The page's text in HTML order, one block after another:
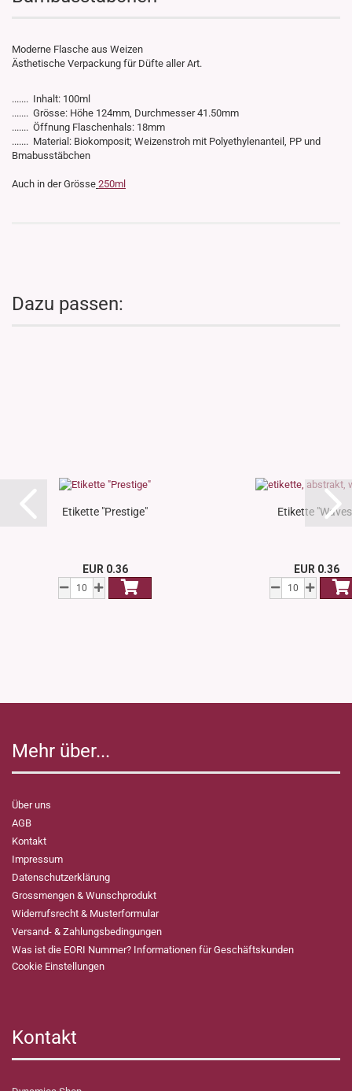
Moderne Flasche aus Weizen
Ästhetische Verpackung für Düfte aller Art.
....... Inhalt: 100ml
....... Grösse: Höhe 124mm, Durchmesser 41.50mm
....... Öffnung Flaschenhals: 18mm
....... Material: Biokomposit; Weizenstroh mit Polyethylenanteil, PP und
Bmabusstäbchen
Auch in der Grösse 250ml
Dazu passen:
Etikette "Prestige"
EUR 0.36
Etikette
EUR 0.36
Mehr über...
Über uns
AGB
Kontakt
Impressum
Datenschutzerklärung
Grossmengen & Wunschprodukt
Widerrufsrecht & Musterformular
Versand- & Zahlungsbedingungen
Was ist die EORI Nummer? Informationen für Geschäftskunden
Cookie Einstellungen
Kontakt